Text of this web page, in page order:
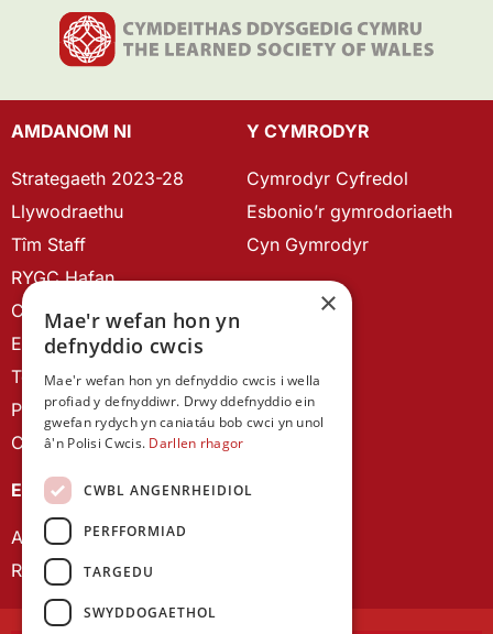
AMDANOM NI
Strategaeth 2023-28
Llywodraethu
Tîm Staff
RYGC Hafan
Canllawiau brandio
Ein Hanes
Telerau ac Amodau
Polisi Preifatrwydd
Cysylltu â ni
Y CYMRODYR
Cymrodyr Cyfredol
Esbonio’r gymrodoriaeth
Cyn Gymrodyr
EIN CYHOEDDIADAU
Astudiaethau Cymreig
Rhwydwaith Ymchwil Gyrfa Cynnar
×
Mae'r wefan hon yn
defnyddio cwcis
Mae'r wefan hon yn defnyddio cwcis i wella
profiad y defnyddiwr. Drwy ddefnyddio ein
gwefan rydych yn caniatáu bob cwci yn unol
â'n Polisi Cwcis. Darllen rhagor
CWBL ANGENRHEIDIOL
PERFFORMIAD
TARGEDU
SWYDDOGAETHOL